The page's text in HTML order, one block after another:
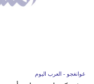
غوانغجو - العرب اليوم